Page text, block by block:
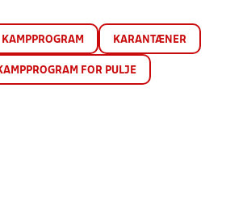
KAMPPROGRAM KARANTÆNER
FOR PULJE